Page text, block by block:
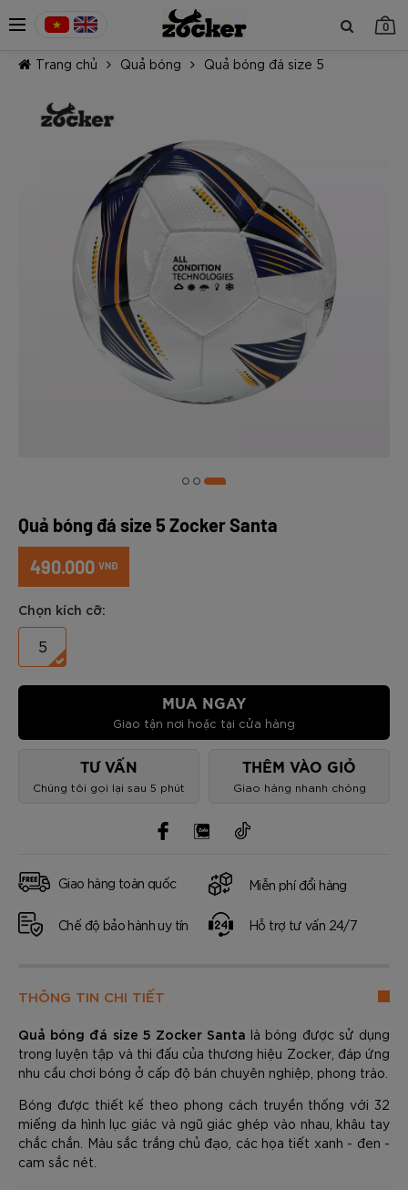
0
TIẾP TỤC MUA HÀNG
Trang chủ Quả bóng Quả bóng đá size 5
Quả bóng đá size 5 Zocker Santa
490.000 VNĐ
Chọn kích cỡ:
5
MUA NGAY
Giao tận nơi hoặc tại cửa hàng
TƯ VẤN
Chúng tôi gọi lại sau 5 phút
THÊM VÀO GIỎ
Giao hàng nhanh chóng
Giao hàng toàn quốc Miễn phí đổi hàng
Chế độ bảo hành uy tín Hỗ trợ tư vấn 24/7
THÔNG TIN CHI TIẾT
Quả bóng đá size 5 Zocker Santa là bóng được sử dụng
trong luyện tập và thi đấu của thương hiệu Zocker, đáp ứng
nhu cầu chơi bóng ở cấp độ bán chuyên nghiệp, phong trào.
Bóng được thiết kế theo phong cách truyền thống với 32
miếng da hình lục giác và ngũ giác ghép vào nhau, khâu tay
chắc chắn. Màu sắc trắng chủ đạo, các họa tiết xanh - đen -
cam sắc nét.